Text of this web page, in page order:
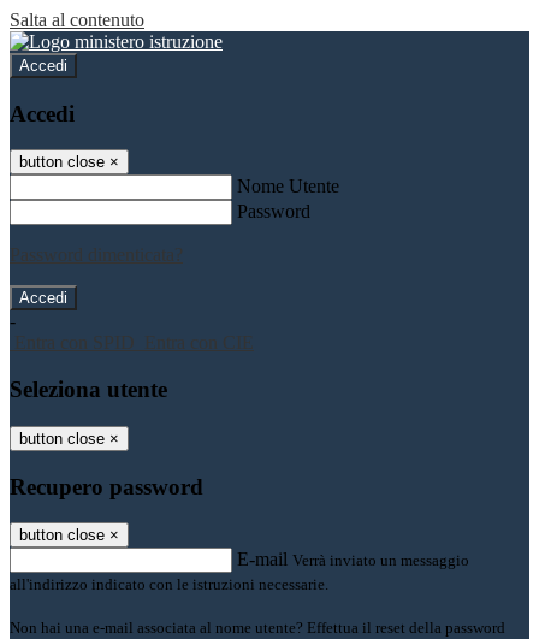
Salta al contenuto
Accedi
Accedi
button close ×
Nome Utente
Password
Password dimenticata?
-
Entra con SPID
Entra con CIE
Seleziona utente
button close ×
Recupero password
button close ×
E-mail Verrà inviato un messaggio
all'indirizzo indicato con le istruzioni necessarie.
Non hai una e-mail associata al nome utente? Effettua il reset della password